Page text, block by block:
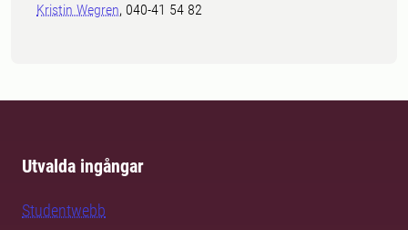
Kristin Wegren, 040-41 54 82
Utvalda ingångar
Studentwebb